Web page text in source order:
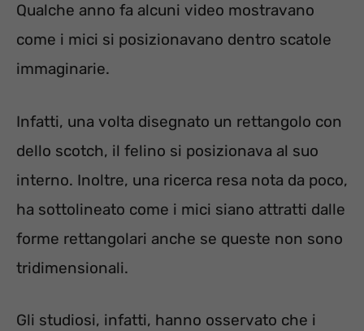
Qualche anno fa alcuni video mostravano
come i mici si posizionavano dentro scatole
immaginarie.
Infatti, una volta disegnato un rettangolo con
dello scotch, il felino si posizionava al suo
interno. Inoltre, una ricerca resa nota da poco,
ha sottolineato come i mici siano attratti dalle
forme rettangolari anche se queste non sono
tridimensionali.
Gli studiosi, infatti, hanno osservato che i